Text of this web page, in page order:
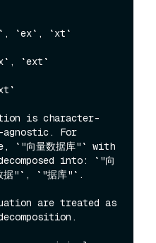
`ex`, `xt`
`ext`
is character-
agnostic. For
`"向量数据库"` with
into: `"向
"`, `"据库"`.
are treated as